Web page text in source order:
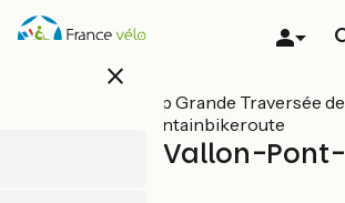
Overslaan
en
close
Alle etappes op Grande Traversée de
l’Ardèche mountainbikeroute
Les Vans / Vallon-Pont-